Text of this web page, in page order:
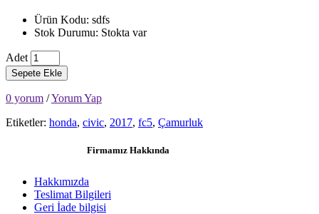
Ürün Kodu: sdfs
Stok Durumu: Stokta var
Adet
Sepete Ekle
0 yorum /Yorum Yap
Etiketler: honda, civic, 2017, fc5, Çamurluk
Firmamız Hakkında
Hakkımızda
Teslimat Bilgileri
Geri İade bilgisi